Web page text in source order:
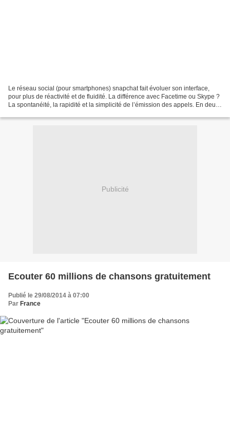
Le réseau social (pour smartphones) snapchat fait évoluer son interface,
pour plus de réactivité et de fluidité. La différence avec Facetime ou Skype ?
La spontanéité, la rapidité et la simplicité de l’émission des appels. En deux
Publicité
Ecouter 60 millions de chansons gratuitement
Publié le 29/08/2014 à 07:00
Par France